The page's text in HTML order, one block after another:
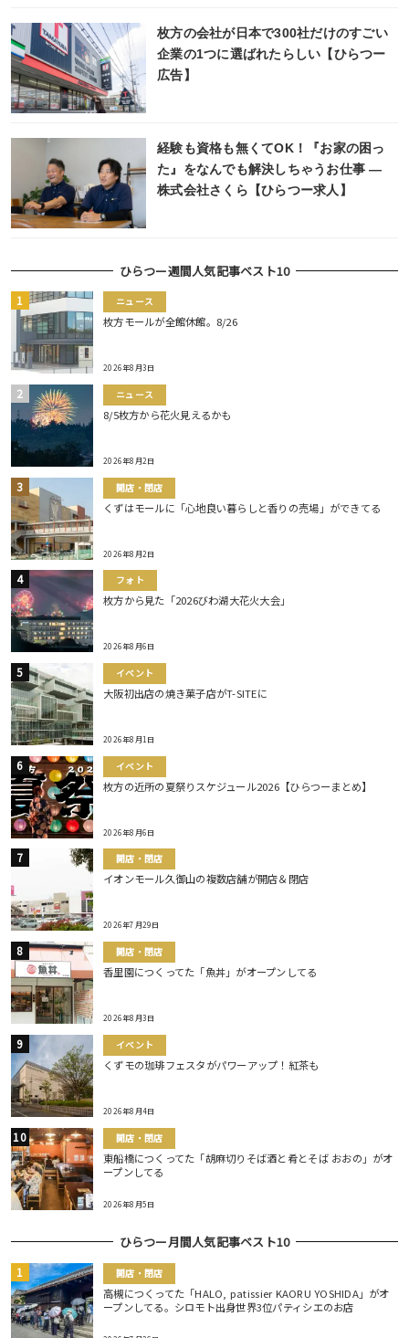
枚方の会社が日本で300社だけのすごい
企業の1つに選ばれたらしい【ひらつー
広告】
経験も資格も無くてOK！『お家の困っ
た』をなんでも解決しちゃうお仕事 ―
株式会社さくら【ひらつー求人】
ひらつー週間人気記事ベスト10
ニュース
枚方モールが全館休館。8/26
2026年8月3日
ニュース
8/5枚方から花火見えるかも
2026年8月2日
開店・閉店
くずはモールに「心地良い暮らしと香りの売場」ができてる
2026年8月2日
フォト
枚方から見た「2026びわ湖大花火大会」
2026年8月6日
イベント
大阪初出店の焼き菓子店がT-SITEに
2026年8月1日
イベント
枚方の近所の夏祭りスケジュール2026【ひらつーまとめ】
2026年8月6日
開店・閉店
イオンモール久御山の複数店舗が開店＆閉店
2026年7月29日
開店・閉店
香里園につくってた「魚丼」がオープンしてる
2026年8月3日
イベント
くずモの珈琲フェスタがパワーアップ！紅茶も
2026年8月4日
開店・閉店
東船橋につくってた「胡麻切りそば酒と肴とそば おおの」がオ
ープンしてる
2026年8月5日
ひらつー月間人気記事ベスト10
開店・閉店
高槻につくってた「HALO, patissier KAORU YOSHIDA」がオ
ープンしてる。シロモト出身世界3位パティシエのお店